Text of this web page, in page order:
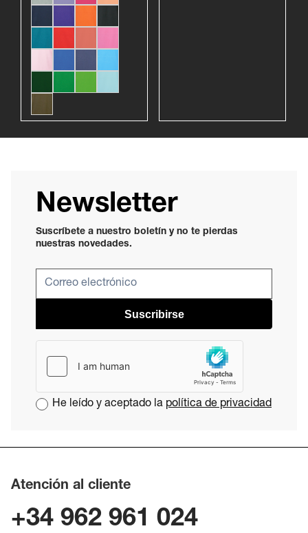
Newsletter
Suscríbete a nuestro boletín y no te pierdas
nuestras novedades.
Suscribirse
He leído y aceptado la política de privacidad
Atención al cliente
+34 962 961 024